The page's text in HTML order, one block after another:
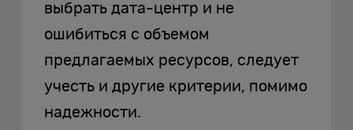
выбрать дата-центр и не
ошибиться с объемом
предлагаемых ресурсов, следует
учесть и другие критерии, помимо
надежности.